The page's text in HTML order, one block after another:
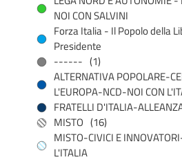
NOI CON SALVINI
Forza Italia - Il Popolo della
Presidente
------ (1)
ALTERNATIVA POPOLARE-
L'EUROPA-NCD-NOI CON
FRATELLI D'ITALIA-
MISTO (16)
MISTO-CIVICI E
L'ITALIA